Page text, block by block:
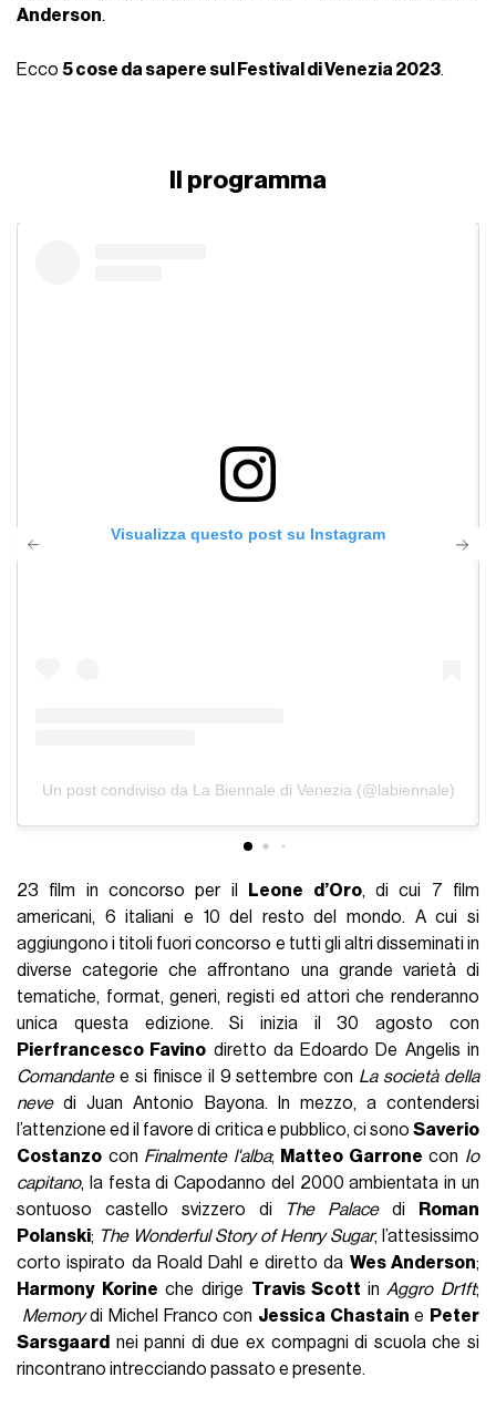
Anderson.
Ecco5 cose da sapere sul Festival di Venezia 2023.
Il programma
Visualizza questo post su Instagram
Un post condiviso da La Biennale di Venezia (@labiennale)
23 film in concorso per il Leone d’Oro, di cui 7 film
americani, 6 italiani e 10 del resto del mondo. A cui si
aggiungono i titoli fuori concorso e tutti gli altri disseminati in
diverse categorie che affrontano una grande varietà di
tematiche, format, generi, registi ed attori che renderanno
unica questa edizione. Si inizia il 30 agosto con
Pierfrancesco Favino diretto da Edoardo De Angelis in
Comandantee si finisce il 9 settembre con La società della
nevedi Juan Antonio Bayona. In mezzo, a contendersi
l’attenzione ed il favore di critica e pubblico, ci sono Saverio
Costanzo con Finalmente l'alba; Matteo Garrone con Io
capitano, la festa di Capodanno del 2000 ambientata in un
sontuoso castello svizzero di
The Palacedi
Roman
Polanski; The Wonderful Story of Henry Sugar, l’attesissimo
corto ispirato da Roald Dahl e diretto da Wes Anderson;
Harmony Korine che dirige Travis Scott inAggro Dr1ft;
Memorydi Michel Franco con Jessica Chastain e Peter
Sarsgaard nei panni di due ex compagni di scuola che si
rincontrano intrecciando passato e presente.